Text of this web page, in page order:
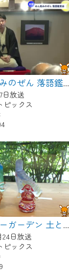
【東郷】めん処みのぜん 落語鑑賞会
日放送
ピックス
【東郷】ワンダーガーデン 土とガラスとペインティング
24日放送
ピックス